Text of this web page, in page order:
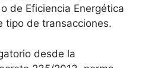
de Eficiencia Energética
tipo de transacciones.
desde la